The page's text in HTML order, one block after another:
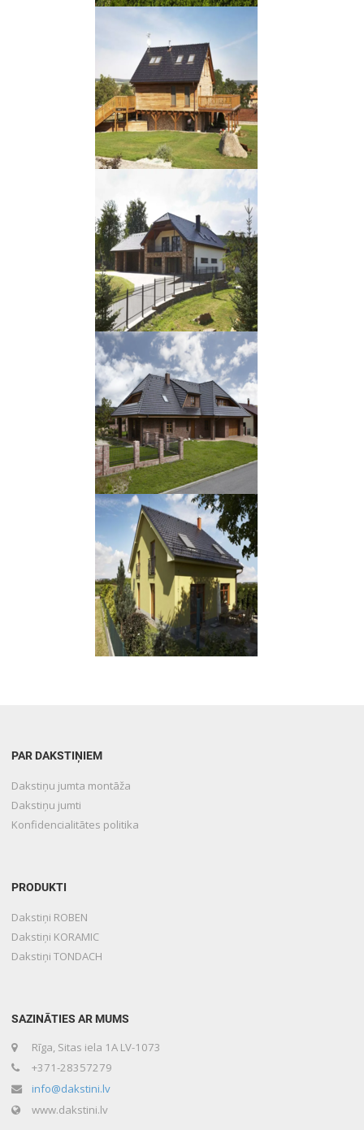
PAR DAKSTIŅIEM
Dakstiņu jumta montāža
Dakstiņu jumti
Konfidencialitātes politika
PRODUKTI
Dakstiņi ROBEN
Dakstiņi KORAMIC
Dakstiņi TONDACH
SAZINĀTIES AR MUMS
Rīga, Sitas iela 1A LV-1073
+371-28357279
info@dakstini.lv
www.dakstini.lv